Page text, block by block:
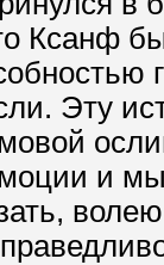
Ксанф
Эту
и